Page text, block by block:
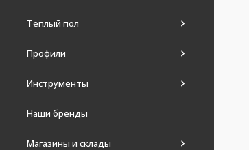
Теплый пол
Профили
Инструменты
Наши бренды
Магазины и склады